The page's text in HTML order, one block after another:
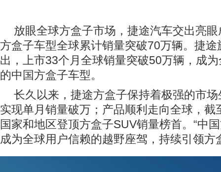
放眼全球方盒子市场，捷途汽车交出亮
方盒子车型全球累计销量突破70万辆。捷
出，上市33个月全球销量突破50万辆，成
的中国方盒子车型。
长久以来，捷途方盒子保持着极强的市
实现单月销量破万；产品顺利走向全球，截
国家和地区登顶方盒子SUV销量榜首。“中
成为全球用户信赖的越野座驾，持续引领方